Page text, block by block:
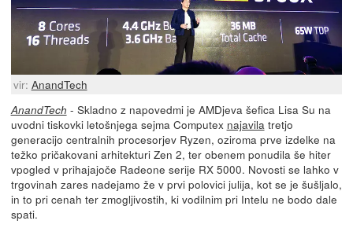
vir: AnandTech
AnandTech - Skladno z napovedmi je AMDjeva šefica Lisa Su na
uvodni tiskovki letošnjega sejma Computex najavilatretjo
generacijo centralnih procesorjev Ryzen, oziroma prve izdelke na
težko pričakovani arhitekturi Zen 2, ter obenem ponudila še hiter
vpogled v prihajajoče Radeone serije RX 5000. Novosti se lahko v
trgovinah zares nadejamo že v prvi polovici julija, kot se je šušljalo,
in to pri cenah ter zmogljivostih, ki vodilnim pri Intelu ne bodo dale
spati.